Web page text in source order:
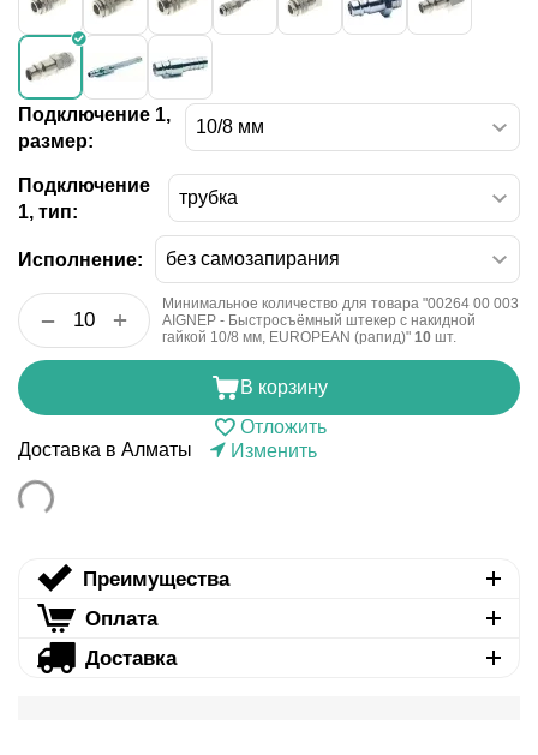
Подключение 1,
размер:
Подключение
1, тип:
Исполнение:
+
−
Минимальное количество для товара "00264 00 003
AIGNEP - Быстросъёмный штекер с накидной
гайкой 10/8 мм, EUROPEAN (рапид)" 10 шт.
В корзину
Отложить
Доставка в Алматы
Изменить
Преимущества
Оплата
Доставка